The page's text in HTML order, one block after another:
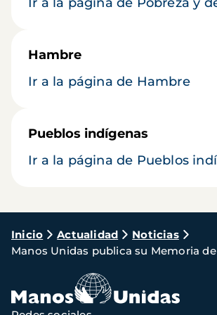
Hambre
Ir a la página de Hambre
Pueblos indígenas
Ir a la página de Pueblos
Ruta
de
navegación
Inicio Actualidad
Noticias
Manos Unidas publica su Memoria